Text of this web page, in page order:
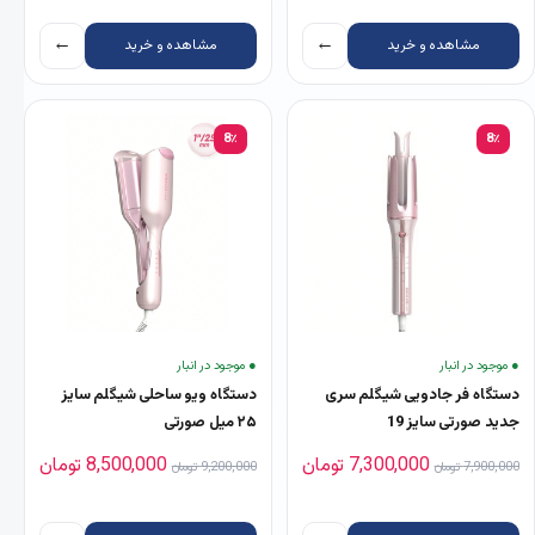
مشاهده و خرید ← مشاهده و خرید ←
8٪
● موجود در انبار
دستگاه فر جادویی شیگلم سری
جدید صورتی سایز 19
7,900,000تومان قیمت اصلی 7,900,000 تومان بود.
7,300,000 تومانقیمت فعلی 7,300,000 تومان است.
8٪
● موجود در انبار
دستگاه ویو ساحلی شیگلم سایز
۲۵ میل صورتی
9,200,000تومان قیمت اصلی 9,200,000 تومان بود.
8,500,000 تومانقیمت فعلی